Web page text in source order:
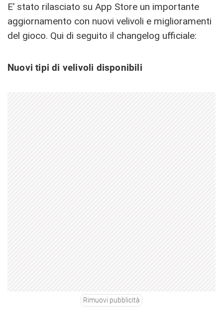
E’ stato rilasciato su App Store un importante
aggiornamento con nuovi velivoli e miglioramenti
del gioco. Qui di seguito il changelog ufficiale:
Nuovi tipi di velivoli disponibili
Rimuovi pubblicità